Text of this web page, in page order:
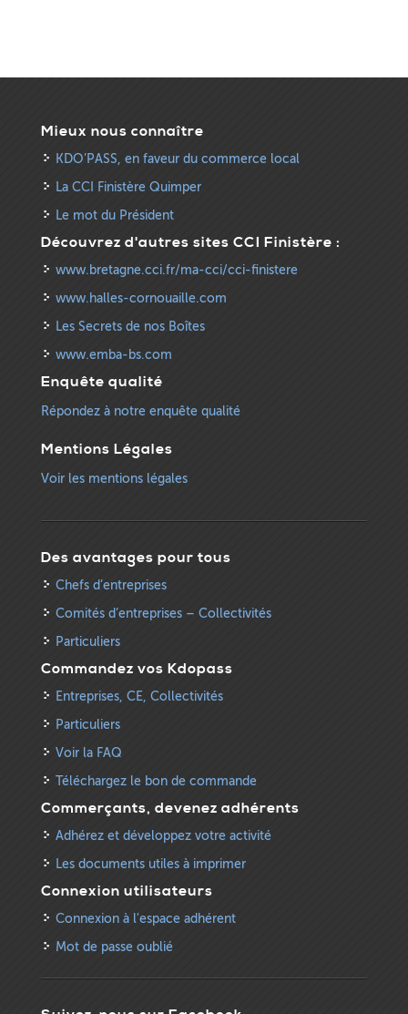
Mieux nous connaître
KDO’PASS, en faveur du commerce local
La CCI Finistère Quimper
Le mot du Président
Découvrez d'autres sites CCI Finistère :
www.bretagne.cci.fr/ma-cci/cci-finistere
www.halles-cornouaille.com
Les Secrets de nos Boîtes
www.emba-bs.com
Enquête qualité
Répondez à notre enquête qualité
Mentions Légales
Voir les mentions légales
Des avantages pour tous
Chefs d’entreprises
Comités d’entreprises – Collectivités
Particuliers
Commandez vos Kdopass
Entreprises, CE, Collectivités
Particuliers
Voir la FAQ
Téléchargez le bon de commande
Commerçants, devenez adhérents
Adhérez et développez votre activité
Les documents utiles à imprimer
Connexion utilisateurs
Connexion à l'espace adhérent
Mot de passe oublié